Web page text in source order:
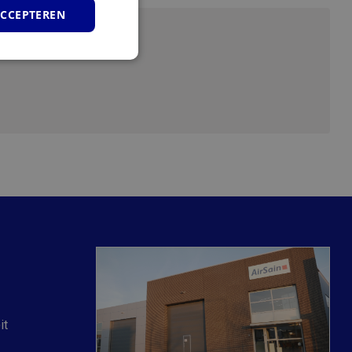
site. CFID
cookie wordt